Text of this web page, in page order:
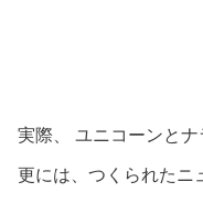
実際、 ユニコーンとナ
更には、つくられたニ